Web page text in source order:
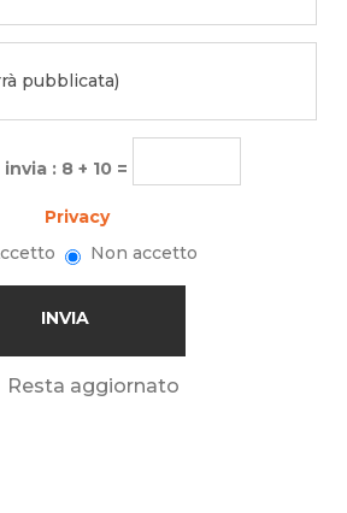
: 8 + 10 =
Privacy
Non accetto
Resta aggiornato